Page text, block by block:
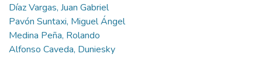
Díaz Vargas, Juan Gabriel
Pavón Suntaxi, Miguel Ángel
Medina Peña, Rolando
Alfonso Caveda, Duniesky